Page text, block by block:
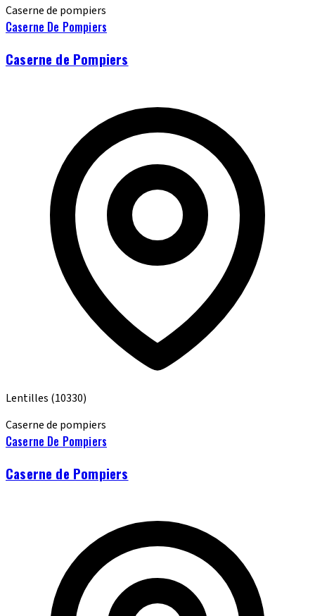
Caserne de pompiers
Caserne De Pompiers
Caserne de Pompiers
Lentilles (10330)
Caserne de pompiers
Caserne De Pompiers
Caserne de Pompiers